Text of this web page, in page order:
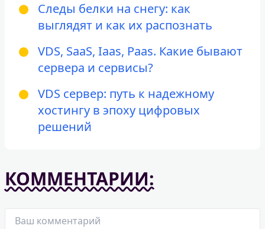
Следы белки на снегу: как
выглядят и как их распознать
VDS, SaaS, Iaas, Paas. Какие бывают
сервера и сервисы?
VDS сервер: путь к надежному
хостингу в эпоху цифровых
решений
КОММЕНТАРИИ: